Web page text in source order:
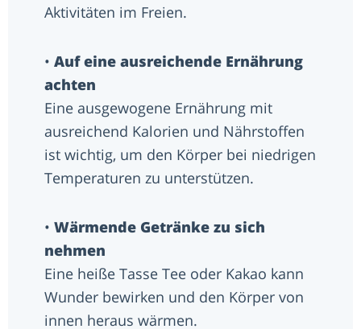
Aktivitäten im Freien.
• Auf eine ausreichende Ernährung
achten
Eine ausgewogene Ernährung mit
ausreichend Kalorien und Nährstoffen
ist wichtig, um den Körper bei niedrigen
Temperaturen zu unterstützen.
• Wärmende Getränke zu sich
nehmen
Eine heiße Tasse Tee oder Kakao kann
Wunder bewirken und den Körper von
innen heraus wärmen.